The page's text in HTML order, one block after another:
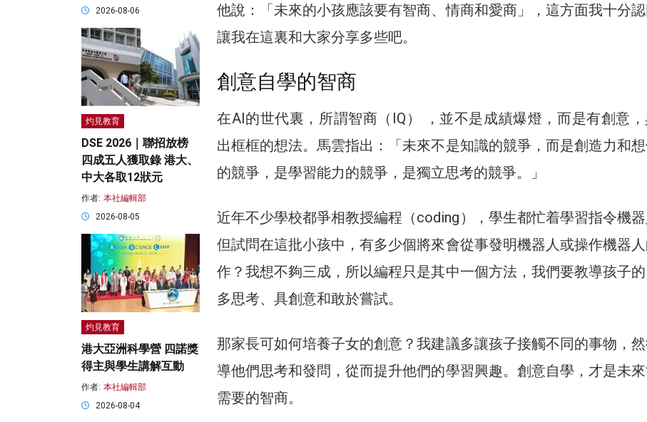
他說：「未來的小孩應該要有智商、情商和愛商」，這方面我十分認
讓我在這裏和大家分享多些吧。
創意自學的智商
在AI的世代裏，所謂智商（IQ） ，並不是成績爆燈，而是有創意
出框框的想法。馬雲指出：「未來不是知識的競爭，而是創造力和想
的競爭，是學習能力的競爭，是獨立思考的競爭。」
近年不少學校都爭相教授編程（coding），學生都忙着學習指令機器
但試問在這批小孩中，有多少個將來會從事發明機器人或操作機器
作？我想不夠三成，所以編程只是其中一個方法，我們要教導孩子
多思考、具創意和敢於嘗試。
那家長可如何培養子女的創意？我建議多讓孩子接觸不同的事物，然
導他們思考和發問，從而提升他們的學習興趣。創意自學，才是未
需要的智商。
2026-08-06
灼見教育
DSE 2026｜聯招放榜
四成五人獲取錄 港大、
中大各取12狀元
作者: 本社編輯部
2026-08-05
灼見教育
港大亞洲科學營 四諾獎
得主與學生講解互動
作者: 本社編輯部
2026-08-04